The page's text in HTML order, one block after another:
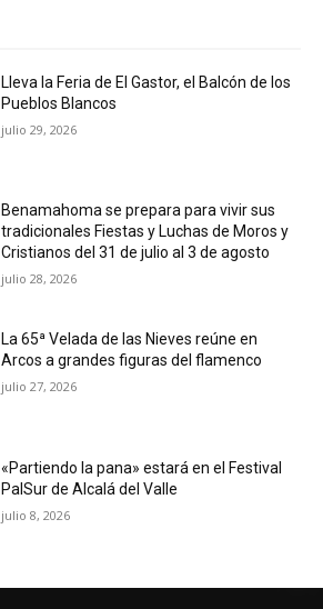
Lleva la Feria de El Gastor, el Balcón de los
Pueblos Blancos
julio 29, 2026
Benamahoma se prepara para vivir sus
tradicionales Fiestas y Luchas de Moros y
Cristianos del 31 de julio al 3 de agosto
julio 28, 2026
La 65ª Velada de las Nieves reúne en
Arcos a grandes figuras del flamenco
julio 27, 2026
«Partiendo la pana» estará en el Festival
PalSur de Alcalá del Valle
julio 8, 2026